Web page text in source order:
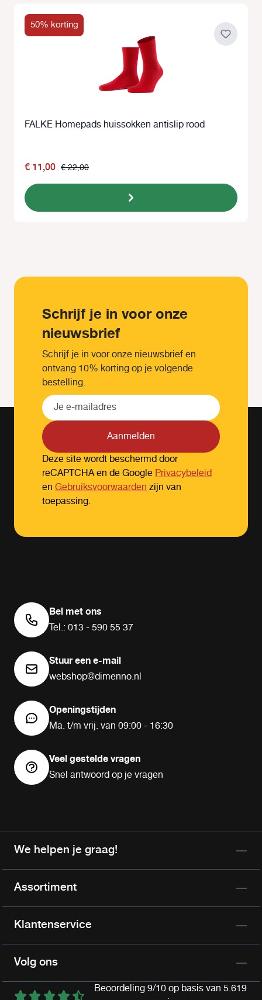
50% korting
FALKE Homepads huissokken antislip rood
€ 11,00 € 22,00
Schrijf je in voor onze
nieuwsbrief
Schrijf je in voor onze nieuwsbrief en
ontvang 10% korting op je volgende
bestelling.
Aanmelden
Deze site wordt beschermd door
reCAPTCHA en de GooglePrivacybeleid
en Gebruiksvoorwaardenzijn van
toepassing.
Bel met ons
Tel.: 013 - 590 55 37
Stuur een e-mail
webshop@dimenno.nl
Openingstijden
Ma. t/m vrij. van 09:00 - 16:30
Veel gestelde vragen
Snel antwoord op je vragen
We helpen je graag!
Assortiment
Klantenservice
Volg ons
Beoordeling 9/10 op basis van 5.619